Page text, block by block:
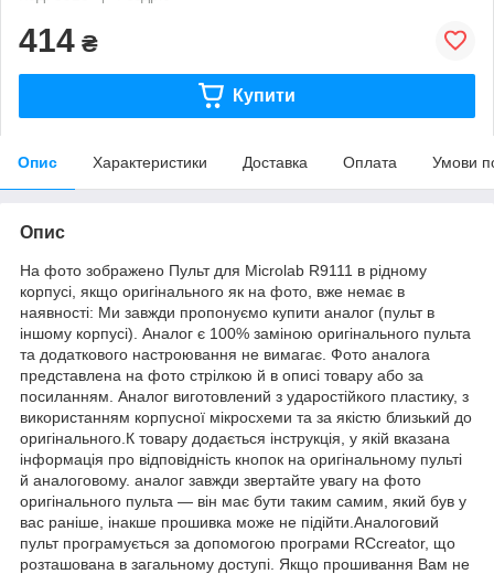
414 ₴
Купити
Опис Характеристики Доставка Оплата Умови
Опис
На фото зображено Пульт для Microlab R9111 в рідному
корпусі, якщо оригінального як на фото, вже немає в
наявності: Ми завжди пропонуємо купити аналог (пульт в
іншому корпусі). Аналог є 100% заміною оригінального пульта
та додаткового настроювання не вимагає. Фото аналога
представлена на фото стрілкою й в описі товару або за
посиланням. Аналог виготовлений з ударостійкого пластику, з
використанням корпусної мікросхеми та за якістю близький до
оригінального.К товару додається інструкція, у якій вказана
інформація про відповідність кнопок на оригінальному пульті
й аналоговому. аналог завжди звертайте увагу на фото
оригінального пульта — він має бути таким самим, який був у
вас раніше, інакше прошивка може не підійти.Аналоговий
пульт програмується за допомогою програми RCcreator, що
розташована в загальному доступі. Якщо прошивання Вам не